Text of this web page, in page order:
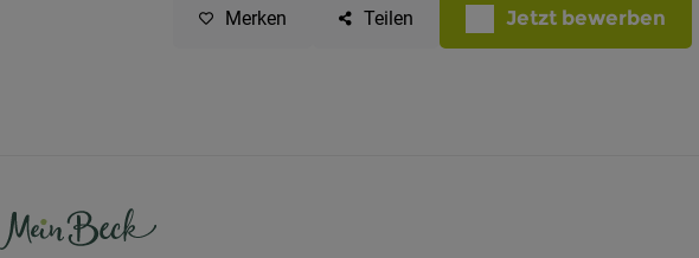
Merken Teilen Jetzt bewerben